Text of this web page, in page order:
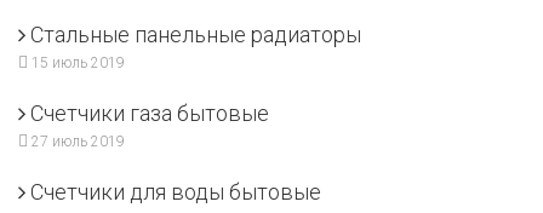
Стальные панельные радиаторы
15 июль 2019
Счетчики газа бытовые
27 июль 2019
Счетчики для воды бытовые